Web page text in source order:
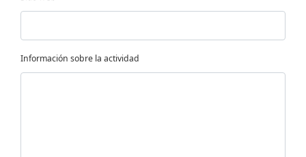
Información sobre la actividad